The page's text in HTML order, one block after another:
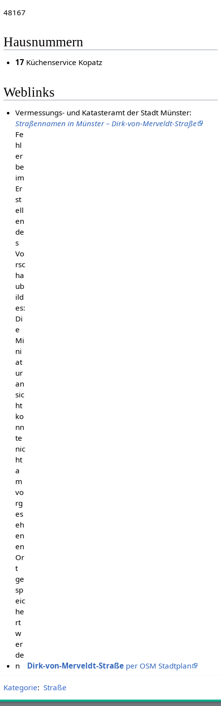
48167
Hausnummern
17 Küchenservice Kopatz
Weblinks
Vermessungs- und Katasteramt der Stadt Münster:
Straßennamen in Münster – Dirk-von-Merveldt-Straße
Fe
hl
er
be
im
Er
st
ell
en
de
s
Vo
rsc
ha
ub
ild
es:
Di
e
Mi
ni
at
ur
an
sic
ht
ko
nn
te
nic
ht
a
m
vo
rg
es
eh
en
en
Or
t
ge
sp
eic
he
rt
w
er
de
n
Dirk-von-Merveldt-Straße per OSM Stadtplan
Kategorie: Straße